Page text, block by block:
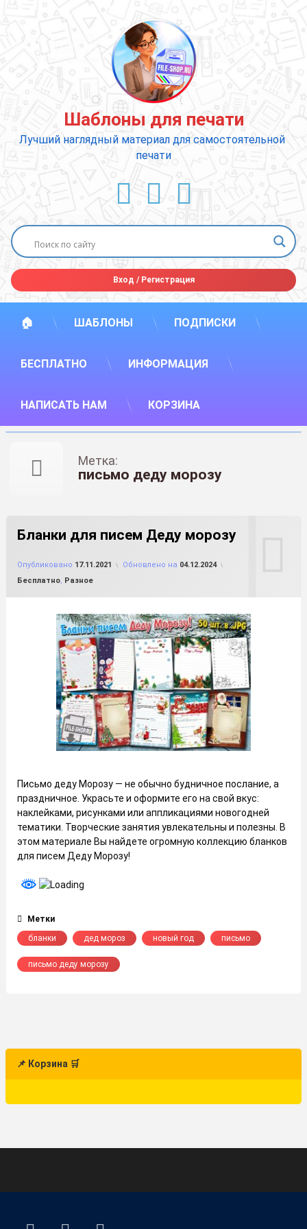
содержимому
Шаблоны для печати
Лучший наглядный материал для самостоятельной
печати
ВКонтакте
YouTube
E-mail
Вход /Регистрация
🏠 ШАБЛОНЫ ПОДПИСКИ
БЕСПЛАТНО ИНФОРМАЦИЯ
НАПИСАТЬ НАМ КОРЗИНА
Метка:
письмо деду морозу
Бланки для писем Деду морозу
Опубликовано 17.11.2021 Обновлено на 04.12.2024
Рубрики:
Бесплатно, Разное
Письмо деду Морозу — не обычно будничное послание, а
праздничное. Украсьте и оформите его на свой вкус:
наклейками, рисунками или аппликациями новогодней
тематики. Творческие занятия увлекательны и полезны. В
этом материале Вы найдете огромную коллекцию бланков
для писем Деду Морозу!
Метки
бланки
дед мороз новый год письмо
письмо деду морозу
📌 Корзина 🛒